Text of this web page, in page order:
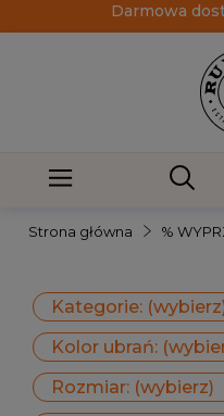
Darmowa
Strona główna %
Kategorie:
Kolor ubrań:
Rozmiar: (wybierz)